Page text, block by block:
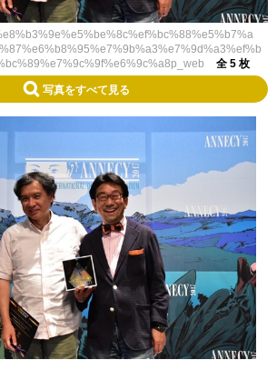
全 5 枚
写真をすべて見る